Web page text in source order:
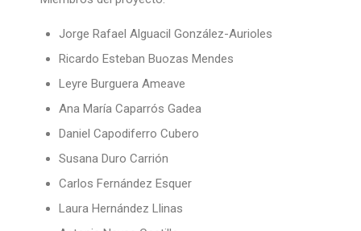
Jorge Rafael Alguacil González-Aurioles
Ricardo Esteban Buozas Mendes
Leyre Burguera Ameave
Ana María Caparrós Gadea
Daniel Capodiferro Cubero
Susana Duro Carrión
Carlos Fernández Esquer
Laura Hernández Llinas